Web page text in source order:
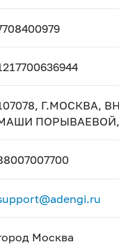
Г.МОСКВА,
ПОРЫВАЕВОЙ,
Москва